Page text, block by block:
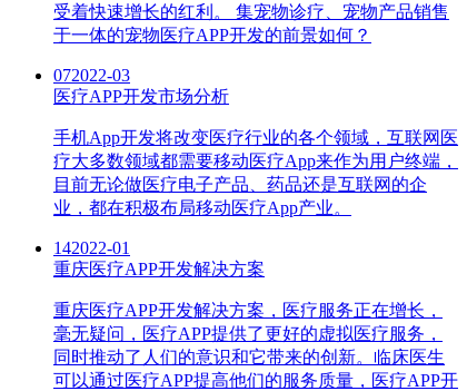
受着快速增长的红利。 集宠物诊疗、宠物产品销售
于一体的宠物医疗APP开发的前景如何？
072022-03
医疗APP开发市场分析
手机App开发将改变医疗行业的各个领域，互联网医
疗大多数领域都需要移动医疗App来作为用户终端，
目前无论做医疗电子产品、药品还是互联网的企
业，都在积极布局移动医疗App产业。
142022-01
重庆医疗APP开发解决方案
重庆医疗APP开发解决方案，医疗服务正在增长，
毫无疑问，医疗APP提供了更好的虚拟医疗服务，
同时推动了人们的意识和它带来的创新。临床医生
可以通过医疗APP提高他们的服务质量，医疗APP开